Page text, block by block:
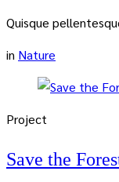
Quisque
in Nature
Project
Save the